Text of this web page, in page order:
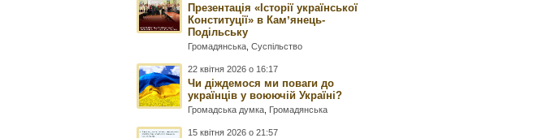
Презентація «Історії української
Конституції» в Камʼянець-
Подільську
Громадянська ,Суспільство
22 квітня 2026 о 16:17
Чи діждемося ми поваги до
українців у воюючій Україні?
Громадська думка Громадянська
15 квітня 2026 о 21:57